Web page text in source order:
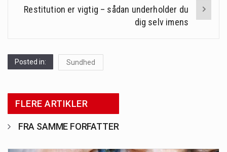
Restitution er vigtig – sådan underholder du
dig selv imens
Posted in: Sundhed
FLERE ARTIKLER
FRA SAMME FORFATTER